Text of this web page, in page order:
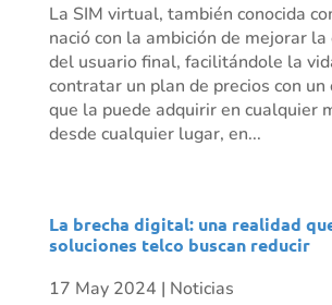
La SIM virtual, también conocida
nació con la ambición de mejorar la
del usuario final, facilitándole la
contratar un plan de precios con un
que la puede adquirir en cualquier
desde cualquier lugar, en...
La brecha digital: una realidad
soluciones telco buscan reducir
17 May 2024 | Noticias